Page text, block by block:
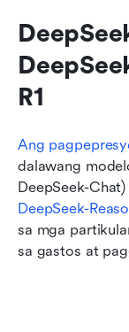
R1
Ang
dalawang
DeepSeek-
DeepSeek-
sa mga
sa gastos at